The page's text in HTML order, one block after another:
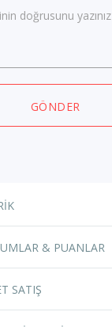
doğrusunu yazınız
GÖNDER
& PUANLAR
SATIŞ